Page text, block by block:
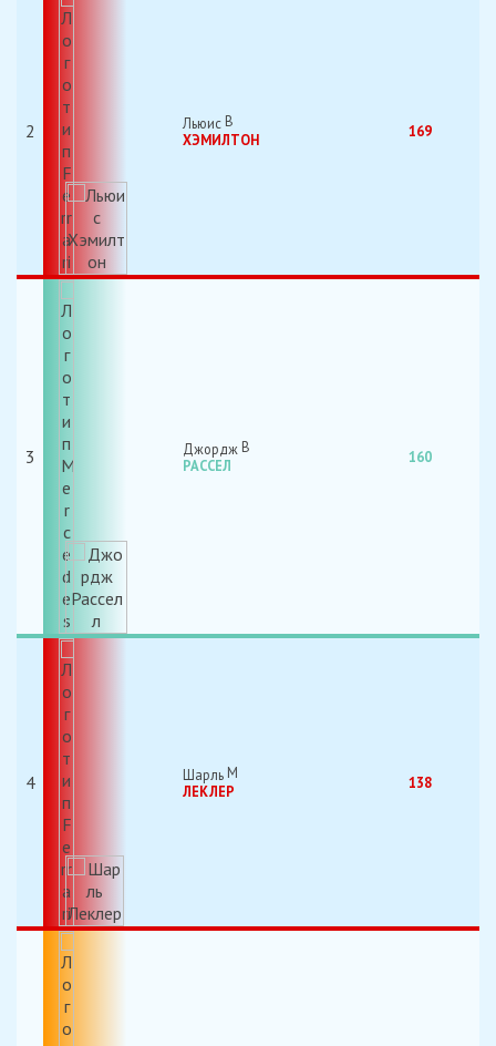
2
Льюис
ХЭМИЛТОН
169
3
Джордж
РАССЕЛ
160
4
Шарль
ЛЕКЛЕР
138